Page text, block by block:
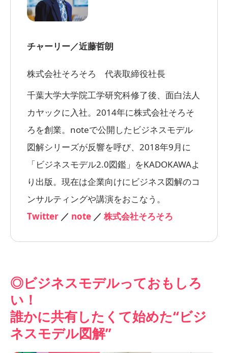
チャーリー／近藤哲朗
株式会社そろそろ 代表取締役社長
千葉大学大学院工学研究科修了後、面白法人
カヤックに入社。2014年に株式会社そろそ
ろを創業。noteで公開したビジネスモデル
図解シリーズが反響を呼び、2018年9月に
「ビジネスモデル2.0図鑑」をKADOKAWAよ
り出版。現在は企業向けにビジネス図解のコ
ンサルティングや講演をおこなう。
Twitter ／ note ／ 株式会社そろそろ
◎ビジネスモデルっておもしろ
い！
誰かに共有したくて始めた“ビジ
ネスモデル図解”